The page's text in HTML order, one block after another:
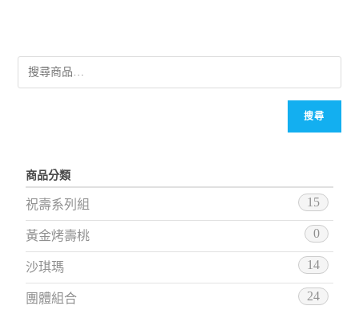
搜尋
商品分類
祝壽系列組 15
黃金烤壽桃 0
沙琪瑪 14
團體組合 24